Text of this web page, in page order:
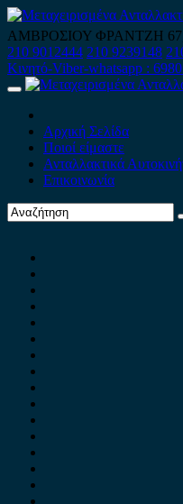
Skip
to
content
ΑΜΒΡΟΣΙΟΥ ΦΡΑΝΤΖΗ
210 9012444 210 9239148
Κινητό-Viber-whatsapp :
Primary
Αρχική Σελίδα
Ποιοί είμαστε
Ανταλλακτικά
Επικοινωνία